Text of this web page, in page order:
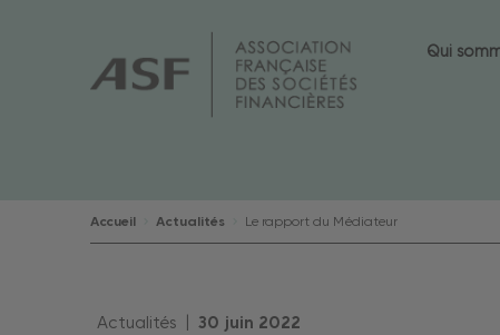
Qui
Accueil Actualités Le rapport du Médiateur
Actualités | 30 juin 2022